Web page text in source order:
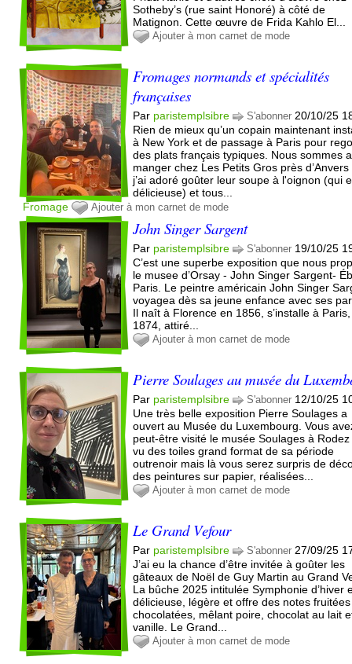
Sotheby’s (rue saint Honoré) à côté de
Matignon. Cette œuvre de Frida Kahlo El...
Ajouter à mon carnet de mode
Fromages normands et spécialités
françaises
Par paristemplsibre S'abonner 20/10/25
Rien de mieux qu’un copain maintenant
à New York et de passage à Paris pour
des plats français typiques. Nous sommes
manger chez Les Petits Gros près d’Anvers
j’ai adoré goûter leur soupe à l'oignon (qui
délicieuse) et tous...
Fromage
Ajouter à mon carnet de mode
John Singer Sargent
Par paristemplsibre S'abonner 19/10/25
C’est une superbe exposition que nous
le musee d’Orsay - John Singer Sargent-
Paris. Le peintre américain John Singer
voyagea dès sa jeune enfance avec ses
Il naît à Florence en 1856, s’installe à
1874, attiré...
Ajouter à mon carnet de mode
Pierre Soulages au musée du
Par paristemplsibre S'abonner 12/10/25
Une très belle exposition Pierre Soulages a
ouvert au Musée du Luxembourg. Vous
peut-être visité le musée Soulages à
vu des toiles grand format de sa période
outrenoir mais là vous serez surpris de
des peintures sur papier, réalisées...
Ajouter à mon carnet de mode
Le Grand Vefour
Par paristemplsibre S'abonner 27/09/25
J’ai eu la chance d’être invitée à goûter les
gâteaux de Noël de Guy Martin au Grand
La bûche 2025 intitulée Symphonie d’hiver
délicieuse, légère et offre des notes
chocolatées, mêlant poire, chocolat au lait
vanille. Le Grand...
Ajouter à mon carnet de mode